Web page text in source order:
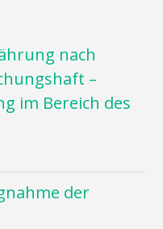
nach
–
im Bereich des
der